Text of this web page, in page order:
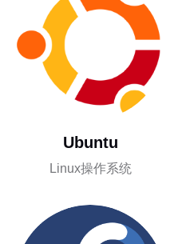
Ubuntu
Linux操作系统